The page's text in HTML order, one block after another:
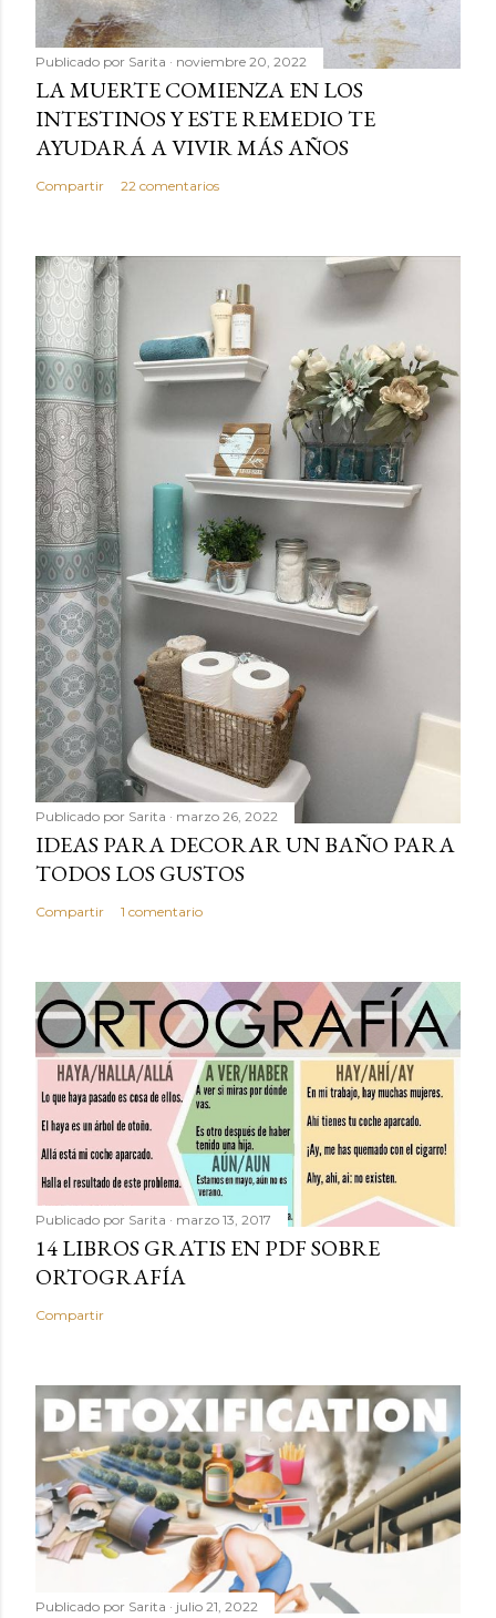
Publicado por Sarita noviembre 20, 2022
LA MUERTE COMIENZA EN LOS
INTESTINOS Y ESTE REMEDIO TE
AYUDARÁ A VIVIR MÁS AÑOS
Compartir 22 comentarios
Publicado por Sarita marzo 26, 2022
IDEAS PARA DECORAR UN BAÑO PARA
TODOS LOS GUSTOS
Compartir 1 comentario
Publicado por Sarita marzo 13, 2017
14 LIBROS GRATIS EN PDF SOBRE
ORTOGRAFÍA
Compartir
Publicado por Sarita julio 21, 2022